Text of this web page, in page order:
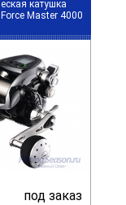
катушка
Master 4000
под заказ